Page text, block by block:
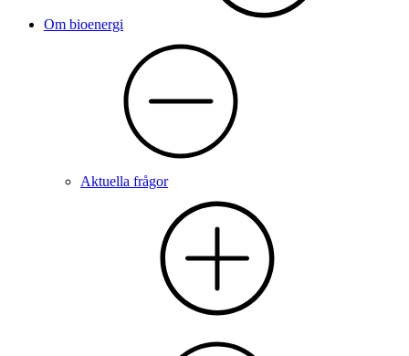
Om bioenergi
Aktuella frågor